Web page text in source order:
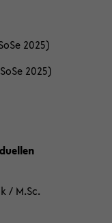
2025)
2025)
/ M.Sc.